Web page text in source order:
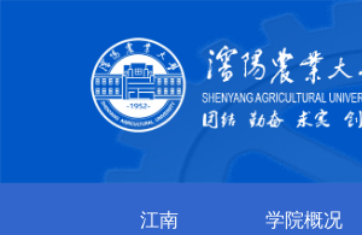
江南 学院概况